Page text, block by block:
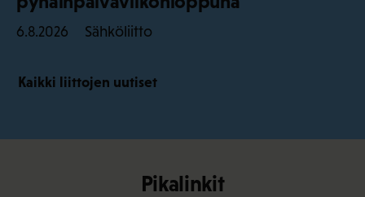
6.8.2026 Sähköliitto
Kaikki liittojen uutiset
Pikalinkit